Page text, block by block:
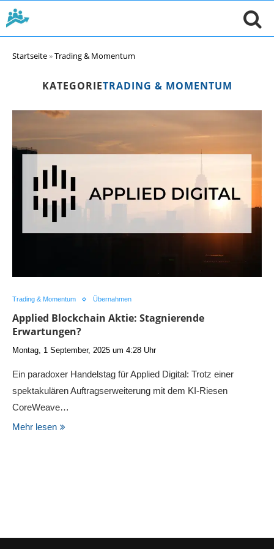
Startseite»Trading & Momentum
KATEGORIETRADING & MOMENTUM
Trading & Momentum Übernahmen
Applied Blockchain Aktie: Stagnierende
Erwartungen?
Montag, 1 September, 2025 um 4:28 Uhr
Ein paradoxer Handelstag für Applied Digital: Trotz einer
spektakulären Auftragserweiterung mit dem KI-Riesen
CoreWeave…
Mehr lesen